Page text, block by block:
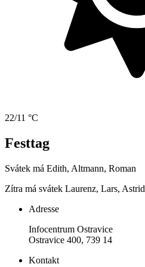
22/11 °C
Festtag
Svátek má Edith, Altmann, Roman
Zítra má svátek Laurenz, Lars, Astrid
Adresse
Infocentrum Ostravice
Ostravice 400, 739 14
Kontakt